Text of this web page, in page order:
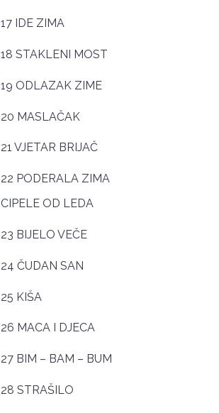
17 IDE ZIMA
18 STAKLENI MOST
19 ODLAZAK ZIME
20 MASLAČAK
21 VJETAR BRIJAČ
22 PODERALA ZIMA
CIPELE OD LEDA
23 BIJELO VEČE
24 ČUDAN SAN
25 KIŠA
26 MACA I DJECA
27 BIM – BAM – BUM
28 STRAŠILO